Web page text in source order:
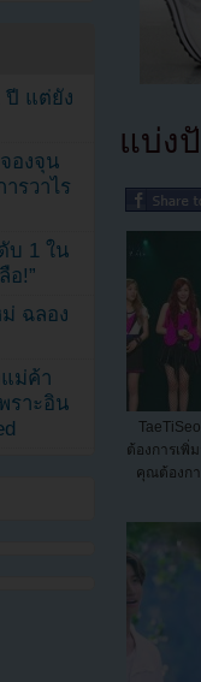
แบ่ง
ต้องการเพิ่
คุณต้องกา
ปี แต่ยัง
องจุน
รวาไร
บ 1 ใน
อ!”
ฉลอง
ม่ค้า
ราะอิน